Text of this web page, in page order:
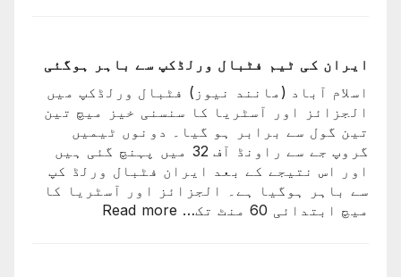
کیساتھ
کا
ورلڈ
کپ
کا
سفر
اختتام
پذیر
ایران کی ٹیم فٹبال ورلڈکپ سے باہر ہوگئی
اسلام آباد (مانند نیوز) فٹبال ورلڈکپ میں
الجزائز اور آسٹریا کا سنسنی خیز میچ تین
تین گول سے برابر ہو گیا۔ دونوں ٹیمیں
گروپ جے سے راونڈ آف 32 میں پہنچ گئی ہیں
اور اس نتیجے کے بعد ایران فٹبال ورلڈ کپ
سے باہر ہوگیا ہے۔ الجزائز اور آسٹریا کا
میچ ابتدائی 60 منٹ تک…
Read more